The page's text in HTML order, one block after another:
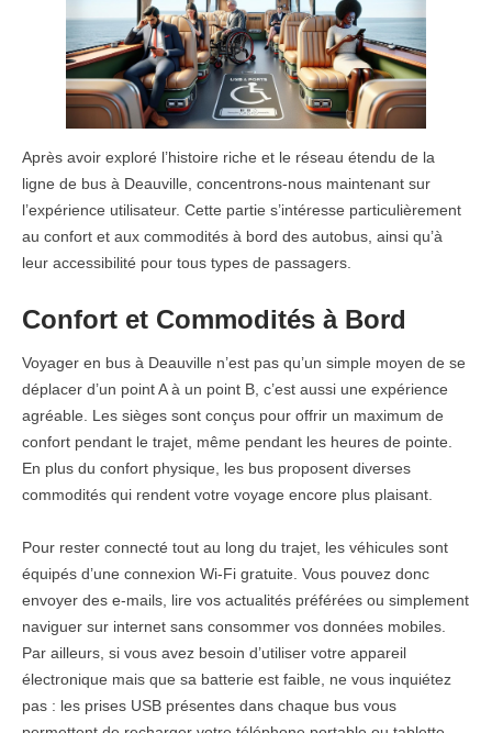
Après avoir exploré l’histoire riche et le réseau étendu de la
ligne de bus à Deauville, concentrons-nous maintenant sur
l’expérience utilisateur. Cette partie s’intéresse particulièrement
au confort et aux commodités à bord des autobus, ainsi qu’à
leur accessibilité pour tous types de passagers.
Confort et Commodités à Bord
Voyager en bus à Deauville n’est pas qu’un simple moyen de se
déplacer d’un point A à un point B, c’est aussi une expérience
agréable. Les sièges sont conçus pour offrir un maximum de
confort pendant le trajet, même pendant les heures de pointe.
En plus du confort physique, les bus proposent diverses
commodités qui rendent votre voyage encore plus plaisant.
Pour rester connecté tout au long du trajet, les véhicules sont
équipés d’une connexion Wi-Fi gratuite. Vous pouvez donc
envoyer des e-mails, lire vos actualités préférées ou simplement
naviguer sur internet sans consommer vos données mobiles.
Par ailleurs, si vous avez besoin d’utiliser votre appareil
électronique mais que sa batterie est faible, ne vous inquiétez
pas : les prises USB présentes dans chaque bus vous